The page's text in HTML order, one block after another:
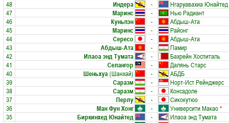
48
Индера -
Нгаруавахиа Юнайтед
47
Маринс -
Нью Радиант
46
Куньпэн -
Абдыш-Ата
45
Маринс -
Районг
44
Сересо -
Абдыш-Ата
43
Абдыш-Ата -
Памир
42
Илаоа энд Тумата -
Бахрейн Хоспиталь
41
Селангор -
Далянь Старс
40
Шеньхуа(Шанхай) -
АБДБ
39
Саразм -
Норт-Ист Рейнджерс
38
Саразм -
Консадоле
37
Перлу -
Сикокутюо
36
Ман Фун Хонг - Университи Макао*
35
Биркинхед Юнайтед -
Илаоа энд Тумата